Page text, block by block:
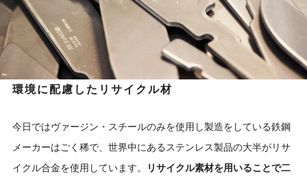
環境に配慮したリサイクル材
今日ではヴァージン・スチールのみを使用し製造をしている鉄鋼
メーカーはごく稀で、世界中にあるステンレス製品の大半がリサ
イクル合金を使用しています。
リサイクル素材を用いることで二